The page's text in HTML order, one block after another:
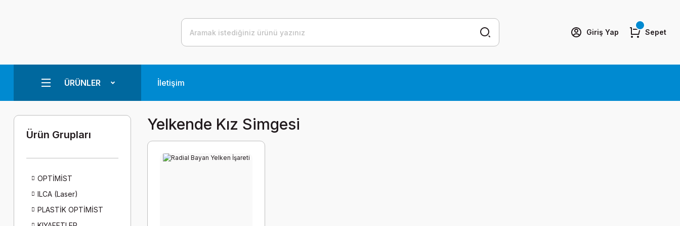
Giriş Yap Sepet
ÜRÜNLER İletişim
Ürün Grupları
OPTİMİST
ILCA (Laser)
PLASTİK OPTİMİST
Yelkende Kız Simgesi